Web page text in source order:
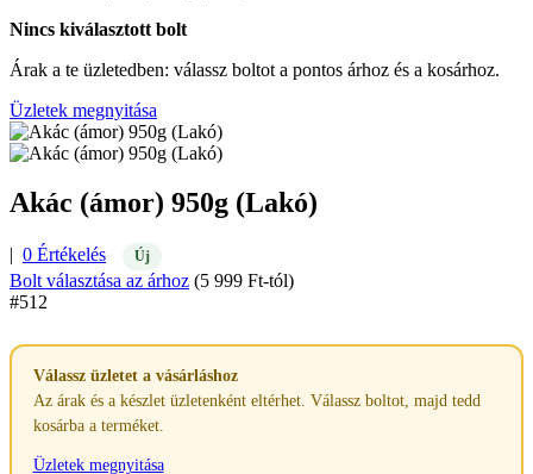
Nincs kiválasztott bolt
Árak a te üzletedben: válassz boltot a pontos árhoz és a kosárhoz.
Üzletek megnyitása
Akác (ámor) 950g (Lakó)
| 0 Értékelés Új
Bolt választása az árhoz (5 999 Ft-tól)
#512
Válassz üzletet a vásárláshoz
Az árak és a készlet üzletenként eltérhet. Válassz boltot, majd tedd
kosárba a terméket.
Üzletek megnyitása